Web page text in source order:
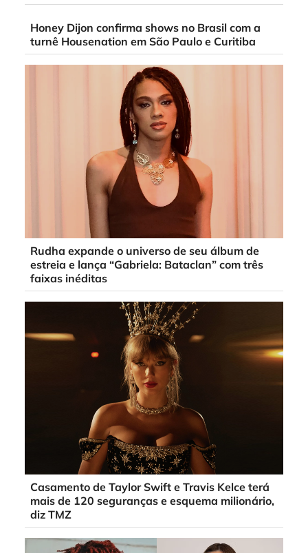
Honey Dijon confirma shows no Brasil com a
turnê Housenation em São Paulo e Curitiba
Rudha expande o universo de seu álbum de
estreia e lança “Gabriela: Bataclan” com três
faixas inéditas
Casamento de Taylor Swift e Travis Kelce terá
mais de 120 seguranças e esquema milionário,
diz TMZ